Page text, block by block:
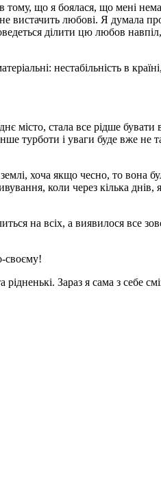
тому, що я боялася, що мені
вистачить любові. Я думала
ділити цю любов навпіл,
нестабільність в країні,
місто, стала все рідше бувати
турботи і уваги буде вже не
хоча якщо чесно, то вона
коли через кілька днів, я
на всіх, а виявилося все
своєму!
Зараз я сама з себе